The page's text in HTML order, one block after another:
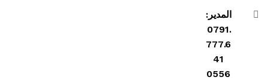
المدير:
0791.
777.6
41
0556